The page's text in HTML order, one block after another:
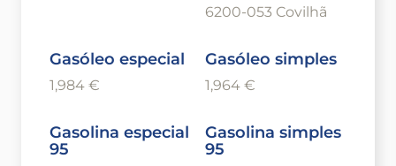
6200-053 Covilhã
Gasóleo especial
1,984 €
Gasóleo simples
1,964 €
Gasolina especial
95
Gasolina simples
95